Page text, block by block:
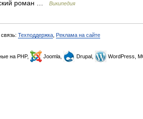
роман …
Википедия
Техподдержка Реклама на сайте
на PHP, Joomla, Drupal, WordPress,